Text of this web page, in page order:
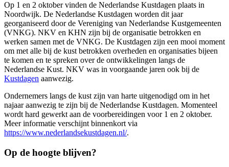
Op 1 en 2 oktober vinden de Nederlandse Kustdagen plaats in
Noordwijk. De Nederlandse Kustdagen worden dit jaar
georganiseerd door de Vereniging van Nederlandse Kustgemeenten
(VNKG). NKV en KHN zijn bij de organisatie betrokken en
werken samen met de VNKG. De Kustdagen zijn een mooi moment
om met alle bij de kust betrokken overheden en organisaties bijeen
te komen en te spreken over de ontwikkelingen langs de
Nederlandse Kust. NKV was in voorgaande jaren ook bij de
Kustdagen aanwezig.
Ondernemers langs de kust zijn van harte uitgenodigd om in het
najaar aanwezig te zijn bij de Nederlandse Kustdagen. Momenteel
wordt hard gewerkt aan de voorbereidingen voor 1 en 2 oktober.
Meer informatie verschijnt binnenkort via
https://www.nederlandsekustdagen.nl/.
Op de hoogte blijven?